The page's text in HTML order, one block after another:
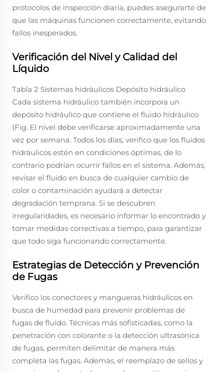
protocolos de inspección diaria, puedes asegurarte de
que las máquinas funcionen correctamente, evitando
fallos inesperados.
Verificación del Nivel y Calidad del
Líquido
Tabla 2 Sistemas hidráulicos Depósito hidráulico
Cada sistema hidráulico también incorpora un
depósito hidráulico que contiene el fluido hidráulico
(Fig. El nivel debe verificarse aproximadamente una
vez por semana. Todos los días, verifico que los fluidos
hidráulicos estén en condiciones óptimas, de lo
contrario podrían ocurrir fallos en el sistema. Además,
revisar el fluido en busca de cualquier cambio de
color o contaminación ayudará a detectar
degradación temprana. Si se descubren
irregularidades, es necesario informar lo encontrado y
tomar medidas correctivas a tiempo, para garantizar
que todo siga funcionando correctamente.
Estrategias de Detección y Prevención
de Fugas
Verifico los conectores y mangueras hidráulicos en
busca de humedad para prevenir problemas de
fugas de fluido. Técnicas más sofisticadas, como la
penetración con colorante o la detección ultrasónica
de fugas, permiten delimitar de manera más
completa las fugas. Además, el reemplazo de sellos y